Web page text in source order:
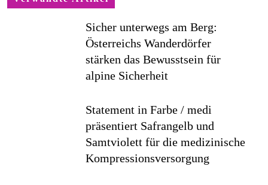
Sicher unterwegs am Berg:
Österreichs Wanderdörfer
stärken das Bewusstsein für
alpine Sicherheit
Statement in Farbe / medi
präsentiert Safrangelb und
Samtviolett für die medizinische
Kompressionsversorgung